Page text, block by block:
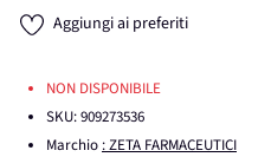
Aggiungi ai preferiti
NON DISPONIBILE
SKU:909273536
Marchio : ZETA FARMACEUTICI